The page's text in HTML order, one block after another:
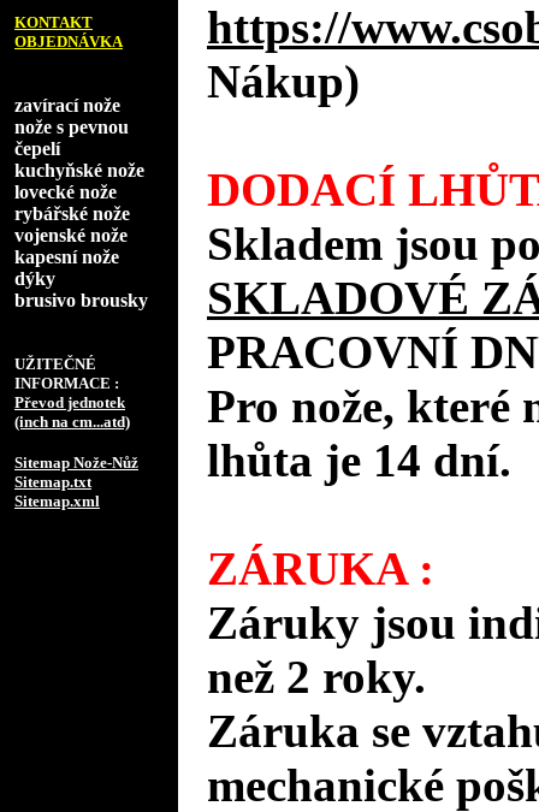
KONTAKT
OBJEDNÁVKA
zavírací nože
nože s pevnou
čepelí
kuchyňské nože
lovecké nože
rybářské nože
vojenské nože
kapesní nože
dýky
brusivo brousky
UŽITEČNÉ
INFORMACE :
Převod jednotek
(inch na cm...atd)
Sitemap Nože-Nůž
Sitemap.txt
Sitemap.xml
https://
Nákup)
DODACÍ
Skladem jsou
SKLADOVÉ
PRACOVNÍ
Pro nože, které
lhůta je 14 dní.
ZÁRUKA :
Záruky jsou
než 2 roky.
Záruka se
mechanické